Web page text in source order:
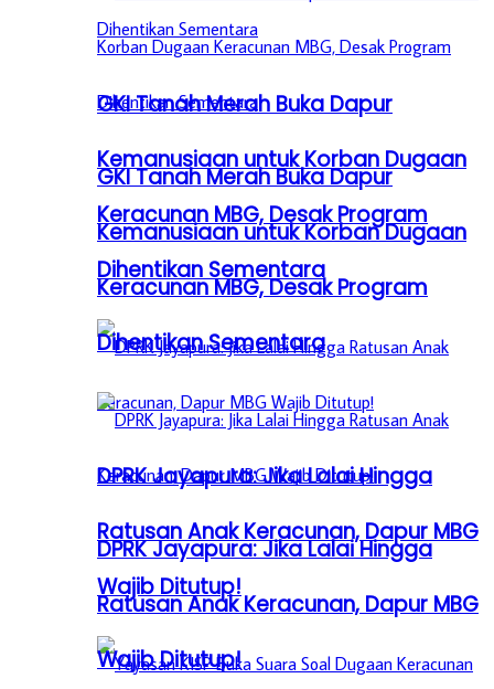
GKI Tanah Merah Buka Dapur
Kemanusiaan untuk Korban Dugaan
Keracunan MBG, Desak Program
Dihentikan Sementara
DPRK Jayapura: Jika Lalai Hingga
Ratusan Anak Keracunan, Dapur MBG
Wajib Ditutup!
GKI Tanah Merah Buka Dapur
Kemanusiaan untuk Korban Dugaan
Keracunan MBG, Desak Program
Dihentikan Sementara
DPRK Jayapura: Jika Lalai Hingga
Ratusan Anak Keracunan, Dapur MBG
Wajib Ditutup!